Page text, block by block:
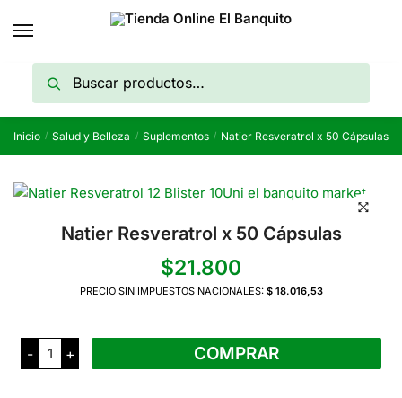
por:
Buscar
Inicio / Salud y Belleza / Suplementos / Natier Resveratrol x 50 Cápsulas
Natier Resveratrol x 50 Cápsulas
$21.800
PRECIO SIN IMPUESTOS NACIONALES: $ 18.016,53
-
Natier
Resveratrol
x
+ COMPRAR